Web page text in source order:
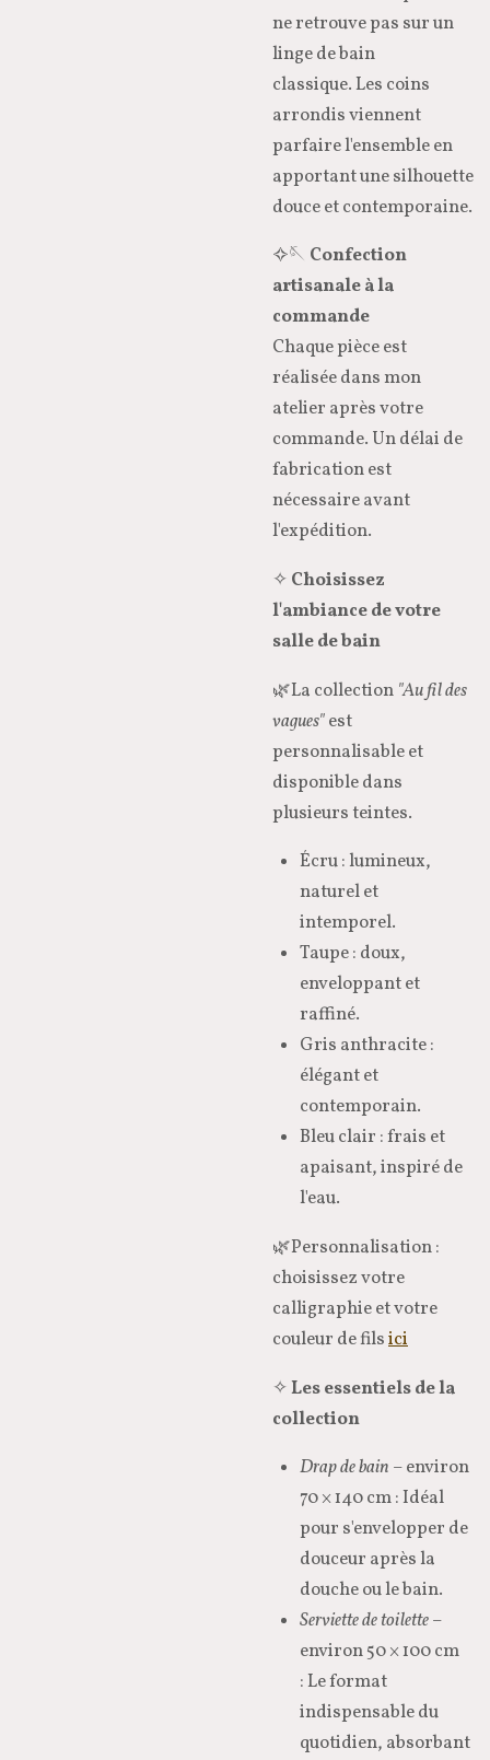
ne retrouve pas sur un
linge de bain
classique. Les coins
arrondis viennent
parfaire l'ensemble en
apportant une silhouette
douce et contemporaine.
✧🪡 Confection
artisanale à la
commande
Chaque pièce est
réalisée dans mon
atelier après votre
commande. Un délai de
fabrication est
nécessaire avant
l'expédition.
✧ Choisissez
l'ambiance de votre
salle de bain
🌿La collection "Au fil des
vagues"est
personnalisable et
disponible dans
plusieurs teintes.
Écru : lumineux,
naturel et
intemporel.
Taupe : doux,
enveloppant et
raffiné.
Gris anthracite :
élégant et
contemporain.
Bleu clair : frais et
apaisant, inspiré de
l'eau.
🌿Personnalisation :
choisissez votre
calligraphie et votre
couleur de filsici
✧Les essentiels de la
collection
Drap de bain – environ
70 × 140 cm : Idéal
pour s'envelopper de
douceur après la
douche ou le bain.
Serviette de toilette–
environ 50 × 100 cm
: Le format
indispensable du
quotidien, absorbant